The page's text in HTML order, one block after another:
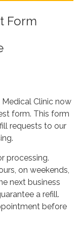
Form
Clinic now
form. This form
requests to our
processing.
on weekends,
next business
a refill.
before